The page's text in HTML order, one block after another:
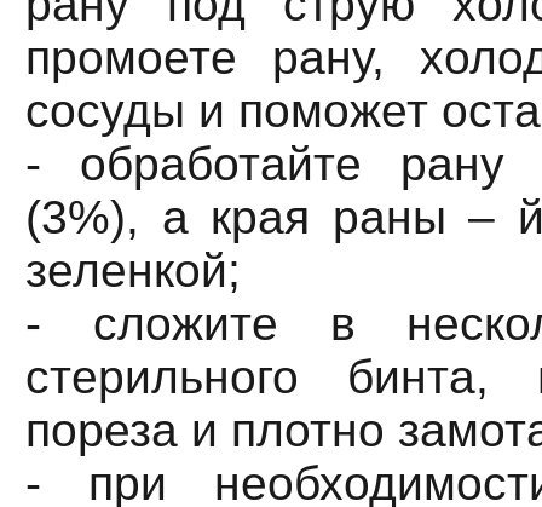
промоете рану,
сосуды и поможет
- обработайте рану
(3%), а края раны –
зеленкой;
- сложите в
стерильного
пореза и плотно
- при